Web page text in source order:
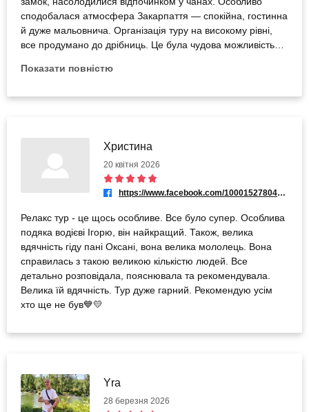
сподобалася атмосфера Закарпаття — спокійна, гостинна
й дуже мальовнича. Організація туру на високому рівні,
все продумано до дрібниць. Це була чудова можливість
Оксані велика подяка. Рекомендую даний тур!
Показати повністю
Христина
20 квітня 2026
https://www.facebook.com/100015278049480
Релакс тур - це щось особливе. Все було супер. Особлива
подяка водієві Ігорю, він найкращий. Також, велика
вдячність гіду пані Оксані, вона велика мололець. Вона
справилась з такою великою кількістю людей. Все
детально розповідала, пояснювала та рекомендувала.
Велика їй вдячність. Тур дуже гарний. Рекомендую усім
хто ще не був💙💛
Yra
28 березня 2026